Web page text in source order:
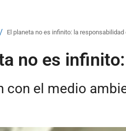
/ El planeta no es infinito: la
no es
con el medio